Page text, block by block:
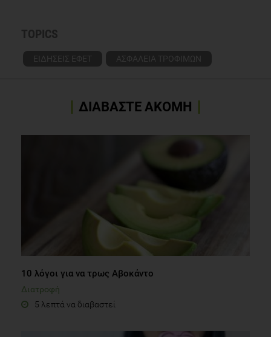
TOPICS
ΕΙΔΗΣΕΙΣ ΕΦΕΤ ΑΣΦΑΛΕΙΑ ΤΡΟΦΙΜΩΝ
ΔΙΑΒΑΣΤΕ ΑΚΟΜΗ
10 λόγοι για να τρως Aβοκάντο
Διατροφή
5 λεπτά να διαβαστεί